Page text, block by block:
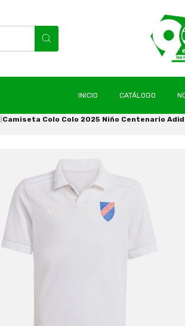
INICIO CATÁLOGO
Camiseta Colo Colo 2025 Niño Centenario